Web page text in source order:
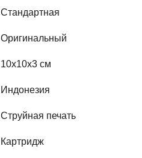
Стандартная
Оригинальный
10x10x3 см
Индонезия
Струйная печать
Картридж